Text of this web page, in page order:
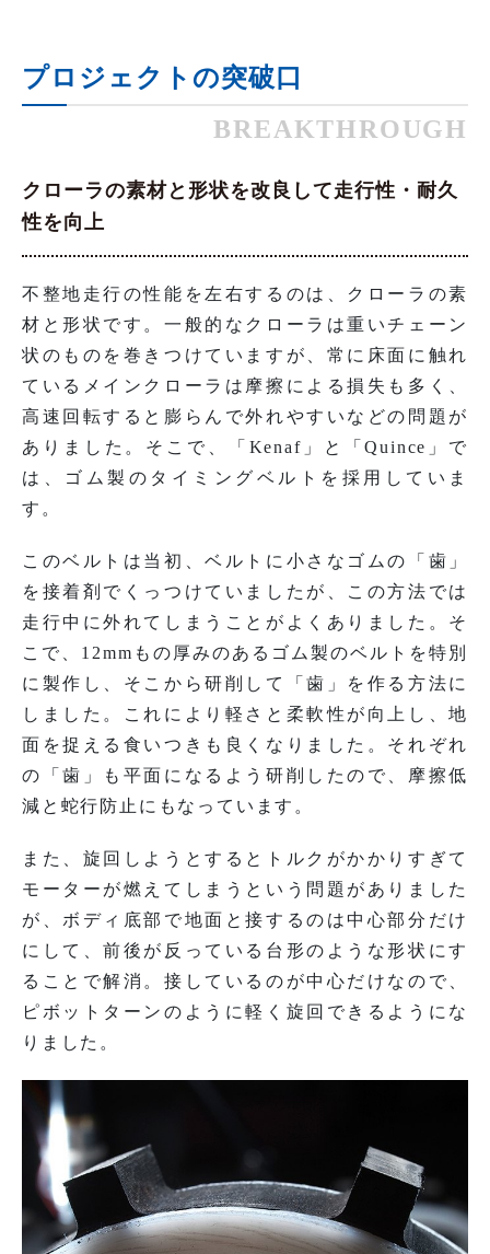
プロジェクトの突破口
BREAKTHROUGH
クローラの素材と形状を改良して走行性・耐久
性を向上
不整地走行の性能を左右するのは、クローラの素
材と形状です。一般的なクローラは重いチェーン
状のものを巻きつけていますが、常に床面に触れ
ているメインクローラは摩擦による損失も多く、
高速回転すると膨らんで外れやすいなどの問題が
ありました。そこで、「Kenaf」と「Quince」で
は、ゴム製のタイミングベルトを採用していま
す。
このベルトは当初、ベルトに小さなゴムの「歯」
を接着剤でくっつけていましたが、この方法では
走行中に外れてしまうことがよくありました。そ
こで、12mmもの厚みのあるゴム製のベルトを特別
に製作し、そこから研削して「歯」を作る方法に
しました。これにより軽さと柔軟性が向上し、地
面を捉える食いつきも良くなりました。それぞれ
の「歯」も平面になるよう研削したので、摩擦低
減と蛇行防止にもなっています。
また、旋回しようとするとトルクがかかりすぎて
モーターが燃えてしまうという問題がありました
が、ボディ底部で地面と接するのは中心部分だけ
にして、前後が反っている台形のような形状にす
ることで解消。接しているのが中心だけなので、
ピボットターンのように軽く旋回できるようにな
りました。